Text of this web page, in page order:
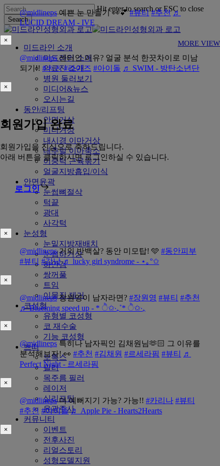
Skip
to
main
content
Hit enter to search or ESC to close
Search
Close
Search
Menu
미드라인 소개
미드라인 소개
의료진 소개
병원 둘러보기
미디어&뉴스
오시는길
동안/리프팅
안면거상
미니거상
내시경 이마거상
내추럴 이마축소
이중턱 근육묶기
얼굴지방흡입/이식
안면윤곽
눈썹뼈절삭
턱끝
광대
사각턱
눈성형
눈밑지방재배치
눈썹하거상
하안검
쌍꺼풀
트임
이물질 제거
코성형
유형별 코성형
코 재수술
기능 코성형
쁘띠
보톡스
필러
목주름 필러
레이저
실리프팅
윤곽주사
커뮤니티
이벤트
전후사진
리얼스토리
성형모델지원
MORE VIEW
@midlineps예쁜 눈 만들기 👀💕#뷰티 #추천 ♬
LUCID DREAM - IVE
×
@midlineps센터인 이유? 얼굴 분석 한끗차이로 미남
되기!! #ㅊㅊ #라이즈 #아이돌 ♬ SWIM - 방탄소년단
×
회원가입 완료
회원가입을 진심으로 축하드립니다.
아래 버튼을 클릭하시면 로그인하실 수 있습니다.
로그인
×
@midlineps거의 반백살? 동안 미모탑! 🩵 #동안피부
#뷰티 #강남 ♬ lucky girl syndrome - ⋆｡°✩
×
@midlineps장원영이 남자라면? #장원영 #뷰티 #추천
♬ Blueming speed up - * ੈ✩‧₊˚* ੈ✩‧₊
×
@midlineps 특히나 남자픽인 김채원님🫶🏻 그 이유를
분석해보자! 👀 #추천 #김채원 #르세라핌 #뷰티
♬
Perfect Night - 르세라핌
×
@midlineps더 예뻐지기 가능? 가능!! #카리나 #뷰티
#추천 #아이돌 ♬ Apple Pie - Hearts2Hearts
×